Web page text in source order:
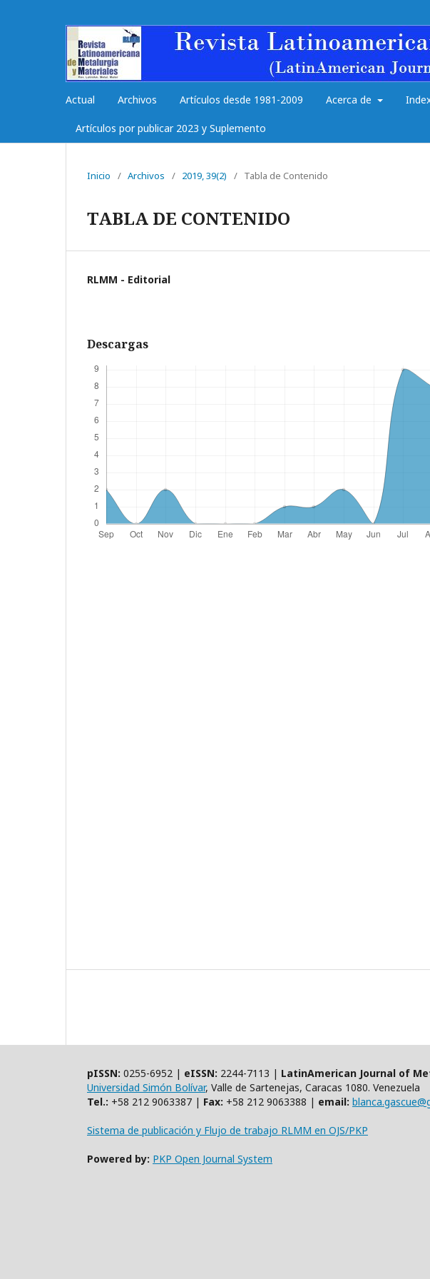
Actual Archivos Artículos desde 1981-2009 Acerca de
Artículos por publicar 2023 y Suplemento
Inicio / Archivos / 2019, 39(2) / Tabla de Contenido
TABLA DE CONTENIDO
RLMM - Editorial
Descargas
pISSN: 0255-6952 | eISSN: 2244-7113 | LatinAmerican Journal of
Universidad Simón Bolívar, Valle de Sartenejas, Caracas 1080. Venezuela
Tel.: +58 212 9063387 | Fax: +58 212 9063388 | email:
Sistema de publicación y Flujo de trabajo RLMM en OJS/PKP
Powered by: PKP Open Journal System